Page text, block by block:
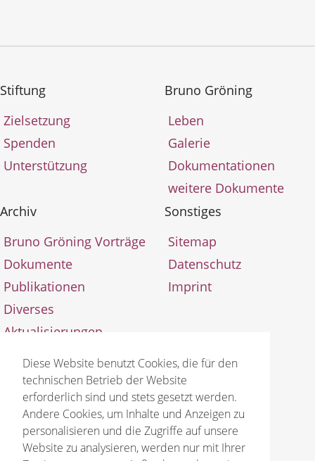
Diese Website benutzt Cookies, die für den
technischen Betrieb der Website
erforderlich sind und stets gesetzt werden.
Andere Cookies, um Inhalte und Anzeigen zu
personalisieren und die Zugriffe auf unsere
Website zu analysieren, werden nur mit Ihrer
Stiftung
Zielsetzung
Spenden
Unterstützung
Bruno Gröning
Leben
Galerie
Dokumentationen
weitere Dokumente
Archiv
Bruno Gröning Vorträge
Dokumente
Publikationen
Diverses
Aktualisierungen
Sonstiges
Sitemap
Datenschutz
Imprint
© 2026 Bruno Gröning Stiftung